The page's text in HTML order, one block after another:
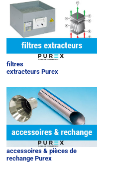
filtres
extracteurs Purex
accessoires & pièces de
rechange Purex